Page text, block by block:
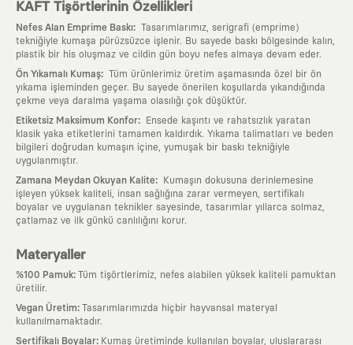
KAFT Tişörtlerinin Özellikleri
Nefes Alan Emprime Baskı: Tasarımlarımız, serigrafi (emprime)
tekniğiyle kumaşa pürüzsüzce işlenir. Bu sayede baskı bölgesinde kalın,
plastik bir his oluşmaz ve cildin gün boyu nefes almaya devam eder.
Ön Yıkamalı Kumaş: Tüm ürünlerimiz üretim aşamasında özel bir ön
yıkama işleminden geçer. Bu sayede önerilen koşullarda yıkandığında
çekme veya daralma yaşama olasılığı çok düşüktür.
Etiketsiz Maksimum Konfor:
Ensede kaşıntı ve rahatsızlık yaratan
klasik yaka etiketlerini tamamen kaldırdık. Yıkama talimatları ve beden
bilgileri doğrudan kumaşın içine, yumuşak bir baskı tekniğiyle
uygulanmıştır.
Zamana Meydan Okuyan Kalite:
Kumaşın dokusuna derinlemesine
işleyen yüksek kaliteli, insan sağlığına zarar vermeyen, sertifikalı
boyalar ve uygulanan teknikler sayesinde, tasarımlar yıllarca solmaz,
çatlamaz ve ilk günkü canlılığını korur.
Materyaller
%100 Pamuk: Tüm tişörtlerimiz, nefes alabilen yüksek kaliteli pamuktan
üretilir.
Vegan Üretim: Tasarımlarımızda hiçbir hayvansal materyal
kullanılmamaktadır.
Sertifikalı Boyalar: Kumaş üretiminde kullanılan boyalar, uluslararası